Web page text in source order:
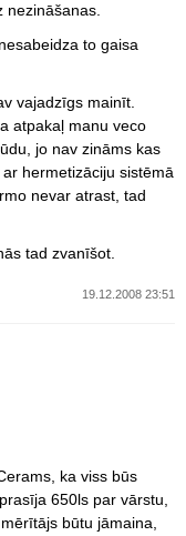
to gaisa
vajadzīgs mainīt.
atpakaļ manu veco
jo nav zināms kas
hermetizāciju sistēmā
nevar atrast, tad
tad zvanīšot.
19.12.2008 23:51
ka viss būs
650ls par vārstu,
būtu jāmaina,